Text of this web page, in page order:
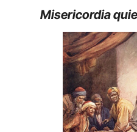
Misericordia